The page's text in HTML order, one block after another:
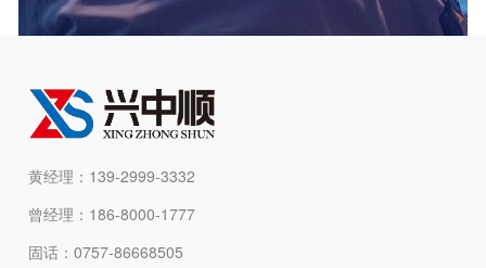
黄经理：139-2999-3332
曾经理：186-8000-1777
固话：0757-86668505